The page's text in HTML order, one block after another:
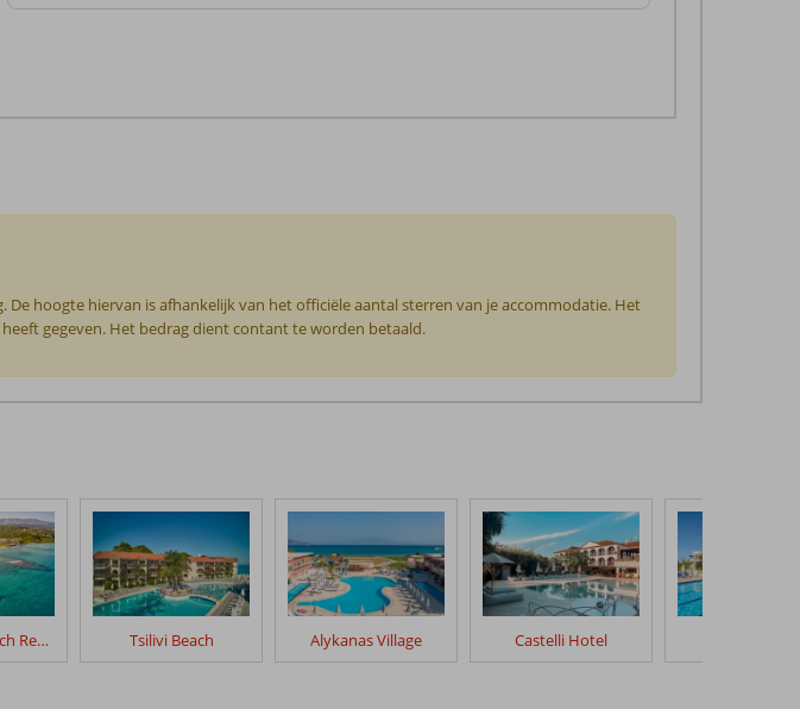
hoogte hiervan is afhankelijk van het officiële aantal sterren van je accommodatie. Het
gegeven. Het bedrag dient contant te worden betaald.
Alexandra Beach Resort & Spa Tsilivi Beach Alykanas Village Castelli Hotel